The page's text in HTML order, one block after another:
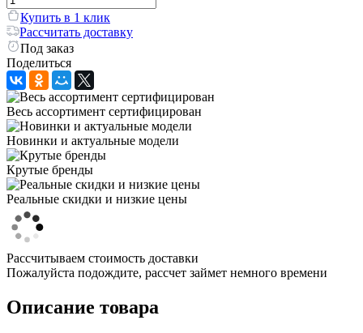
Купить в 1 клик
Рассчитать доставку
Под заказ
Поделиться
Весь ассортимент сертифицирован
Новинки и актуальные модели
Крутые бренды
Реальные скидки и низкие цены
Рассчитываем стоимость доставки
Пожалуйста подождите, рассчет займет немного времени
Описание товара